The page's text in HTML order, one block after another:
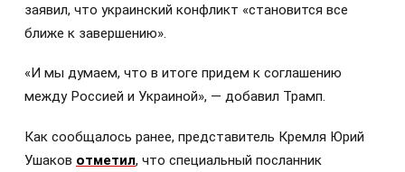
заявил, что украинский конфликт «становится все
ближе к завершению».
«И мы думаем, что в итоге придем к соглашению
между Россией и Украиной», — добавил Трамп.
Как сообщалось ранее, представитель Кремля Юрий
Ушаков отметил, что специальный посланник